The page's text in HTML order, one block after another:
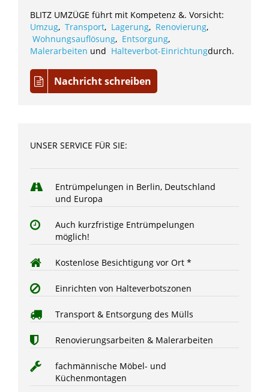
BLITZ UMZÜGE führt mit Kompetenz &. Vorsicht:
Umzug, Transport, Lagerung, Renovierung,
Wohnungsauflösung, Entsorgung,
Malerarbeiten und Halteverbot-Einrichtungdurch.
Nachricht schreiben
UNSER SERVICE FÜR SIE:
Entrümpelungen in Berlin, Deutschland
und Europa
Auch kurzfristige Entrümpelungen
möglich!
Kostenlose Besichtigung vor Ort *
Einrichten von Halteverbotszonen
Transport & Entsorgung des Mülls
Renovierungsarbeiten & Malerarbeiten
fachmännische Möbel- und
Küchenmontagen